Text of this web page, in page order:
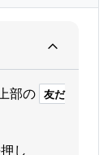
部の 友だ
し